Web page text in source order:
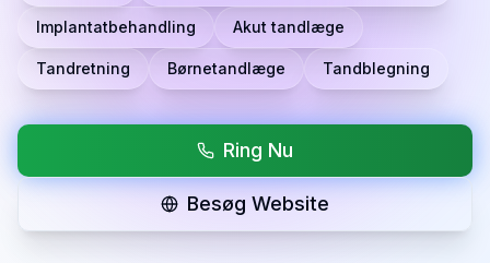
Implantatbehandling Akut tandlæge
Tandretning Børnetandlæge Tandblegning
Ring Nu
Besøg Website